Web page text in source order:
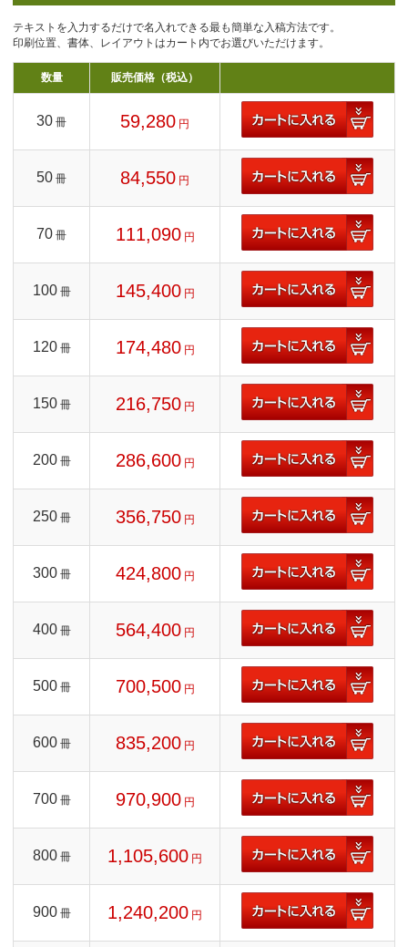
テキストを入力するだけで名入れできる最も簡単な入稿方法です。
印刷位置、書体、レイアウトはカート内でお選びいただけます。
数量 販売価格（税込）
30 冊 59,280 円
50 冊 84,550 円
70 冊 111,090 円
100 冊 145,400 円
120 冊 174,480 円
150 冊 216,750 円
200 冊 286,600 円
250 冊 356,750 円
300 冊 424,800 円
400 冊 564,400 円
500 冊 700,500 円
600 冊 835,200 円
700 冊 970,900 円
800 冊 1,105,600 円
900 冊 1,240,200 円